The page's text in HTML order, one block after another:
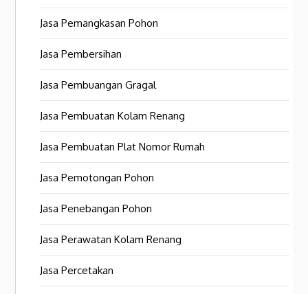
Jasa Pemangkasan Pohon
Jasa Pembersihan
Jasa Pembuangan Gragal
Jasa Pembuatan Kolam Renang
Jasa Pembuatan Plat Nomor Rumah
Jasa Pemotongan Pohon
Jasa Penebangan Pohon
Jasa Perawatan Kolam Renang
Jasa Percetakan